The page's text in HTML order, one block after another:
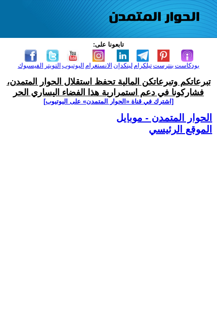
تابعونا على:
الفيسبوك التويتر اليوتيوب الانستغرام لينكدإن تيلكرامبنترست بودكاست
تبرعاتكم وتبرعاتكن المالية تحفظ استقلال الحوار المتمدن،
فشاركونا في دعم استمرارية هذا الفضاء اليساري الحر
[اشترك في قناة ‫«الحوار المتمدن» على اليوتيوب]
الحوار المتمدن - موبايل
الموقع الرئيسي